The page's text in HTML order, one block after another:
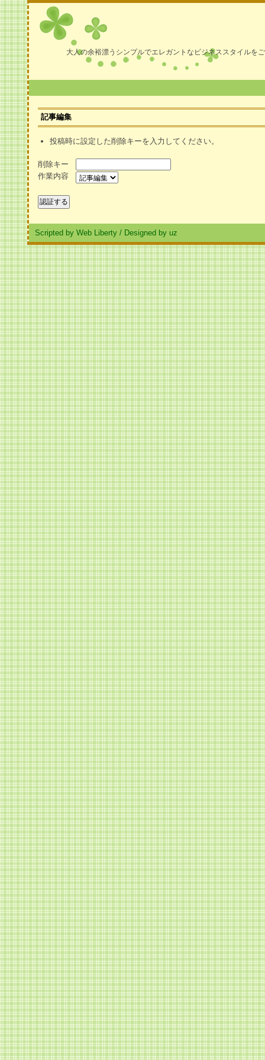
大人の余裕漂うシンプルでエレガントなビジネススタイルを
記事編集
投稿時に設定した削除キーを入力してください。
削除キー
作業内容
Scripted by Web Liberty / Designed by uz